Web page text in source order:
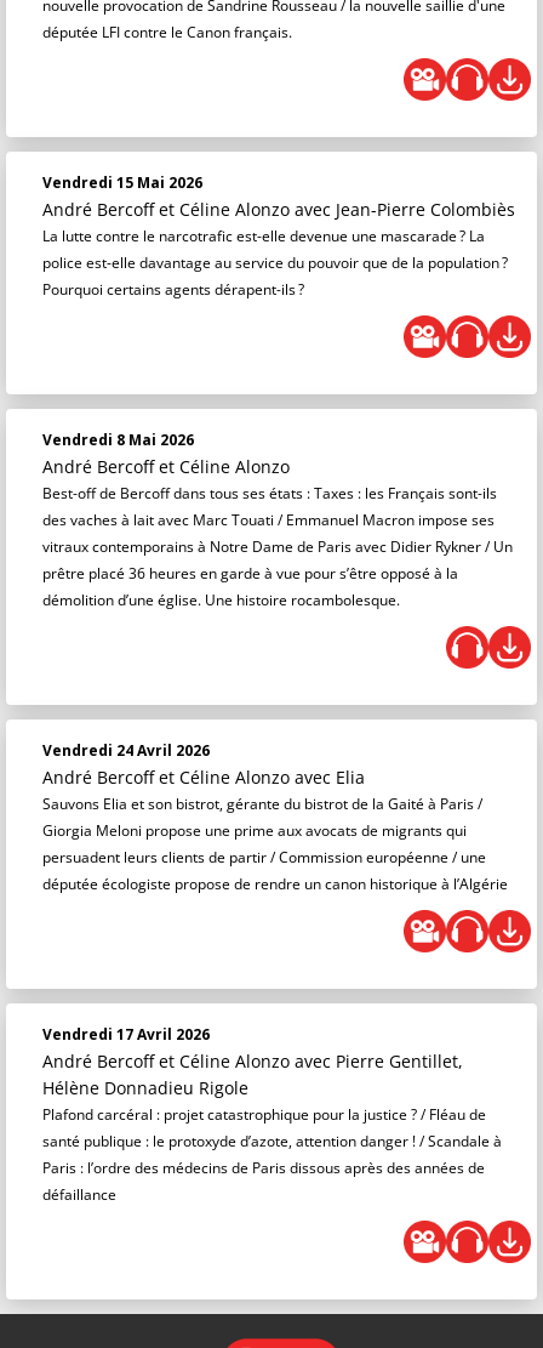
nouvelle provocation de Sandrine Rousseau / la nouvelle saillie d'une
députée LFI contre le Canon français.
Vendredi 15 Mai 2026
André Bercoff et Céline Alonzo avec Jean-Pierre Colombiès
La lutte contre le narcotrafic est-elle devenue une mascarade ? La
police est-elle davantage au service du pouvoir que de la population ?
Pourquoi certains agents dérapent-ils ?
Vendredi 8 Mai 2026
André Bercoff et Céline Alonzo
Best-off de Bercoff dans tous ses états : Taxes : les Français sont-ils
des vaches à lait avec Marc Touati / Emmanuel Macron impose ses
vitraux contemporains à Notre Dame de Paris avec Didier Rykner / Un
prêtre placé 36 heures en garde à vue pour s’être opposé à la
démolition d’une église. Une histoire rocambolesque.
Vendredi 24 Avril 2026
André Bercoff et Céline Alonzo avec Elia
Sauvons Elia et son bistrot, gérante du bistrot de la Gaité à Paris /
Giorgia Meloni propose une prime aux avocats de migrants qui
persuadent leurs clients de partir / Commission européenne / une
députée écologiste propose de rendre un canon historique à l’Algérie
Vendredi 17 Avril 2026
André Bercoff et Céline Alonzo avec Pierre Gentillet,
Hélène Donnadieu Rigole
Plafond carcéral : projet catastrophique pour la justice ? / Fléau de
santé publique : le protoxyde d’azote, attention danger ! / Scandale à
Paris : l’ordre des médecins de Paris dissous après des années de
défaillance